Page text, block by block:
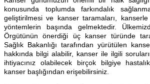
konusunda toplumda farkındalık
geliştirilmesi ve kanser taramaları,
yöntemlerin başında gelmektedir.
Örgütünün önerdiği üç kanser türünde
Sağlık Bakanlığı tarafından yürütülen
hakkında bilgi alabilir, kanser ile ilgili
ihtiyacınız olabilecek birçok bilgiye
kanser başlığından erişebilirsiniz.